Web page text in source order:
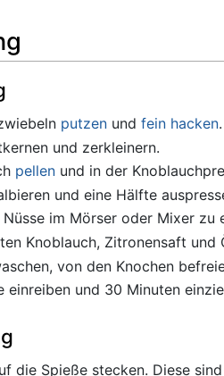
putzenund fein hacken.
und zerkleinern.
pellenund in der
und eine Hälfte
im Mörser oder Mixer zu
Knoblauch, Zitronensaft
von den Knochen
einreiben und 30 Minuten
die Spieße stecken. Diese